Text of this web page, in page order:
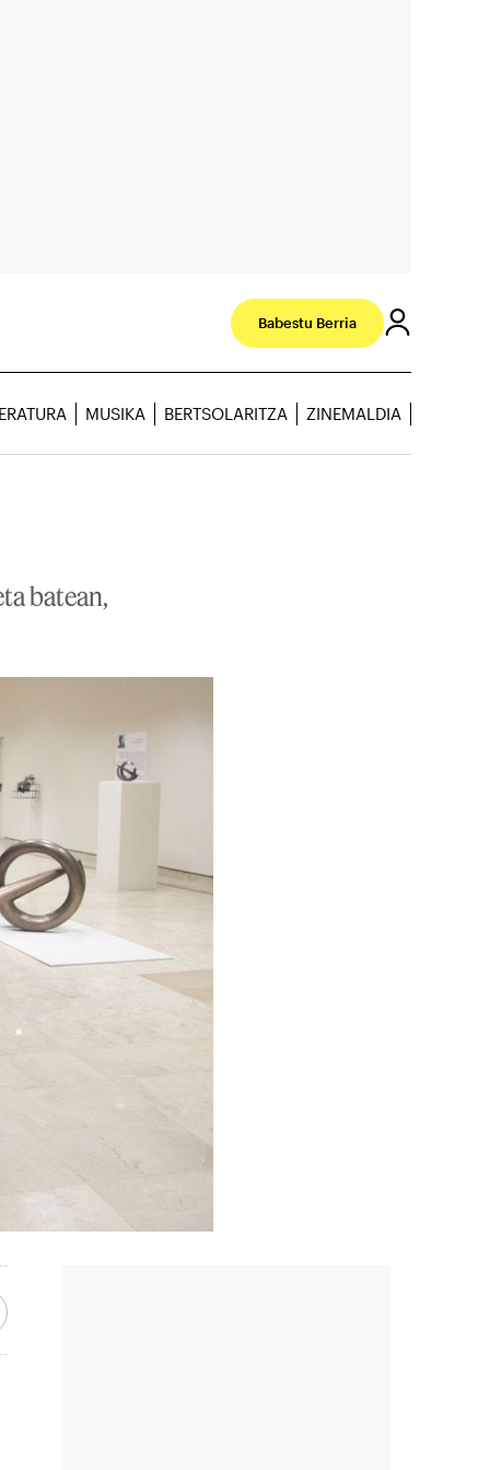
Babestu Berria
MUSIKA BERTSOLARITZA ZINEMALDIA
batean,